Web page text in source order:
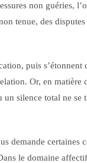
non guéries,
tenue, des
puis
Or, en matière
silence total ne se
demande certaines
le domaine